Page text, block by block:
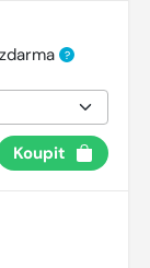
?
Koupit